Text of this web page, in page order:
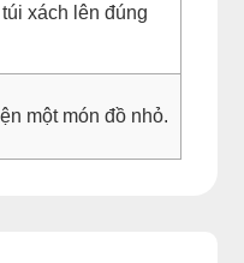
xách lên đúng
một món đồ nhỏ.